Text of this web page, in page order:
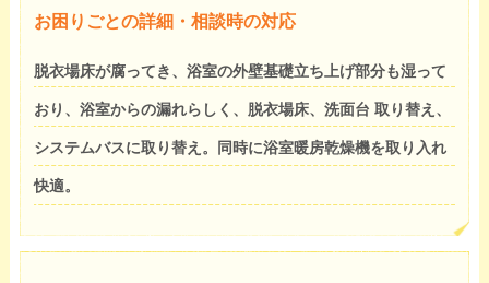
お困りごとの詳細・相談時の対応
脱衣場床が腐ってき、浴室の外壁基礎立ち上げ部分も湿って
おり、浴室からの漏れらしく、脱衣場床、洗面台 取り替え、
システムバスに取り替え。同時に浴室暖房乾燥機を取り入れ
快適。